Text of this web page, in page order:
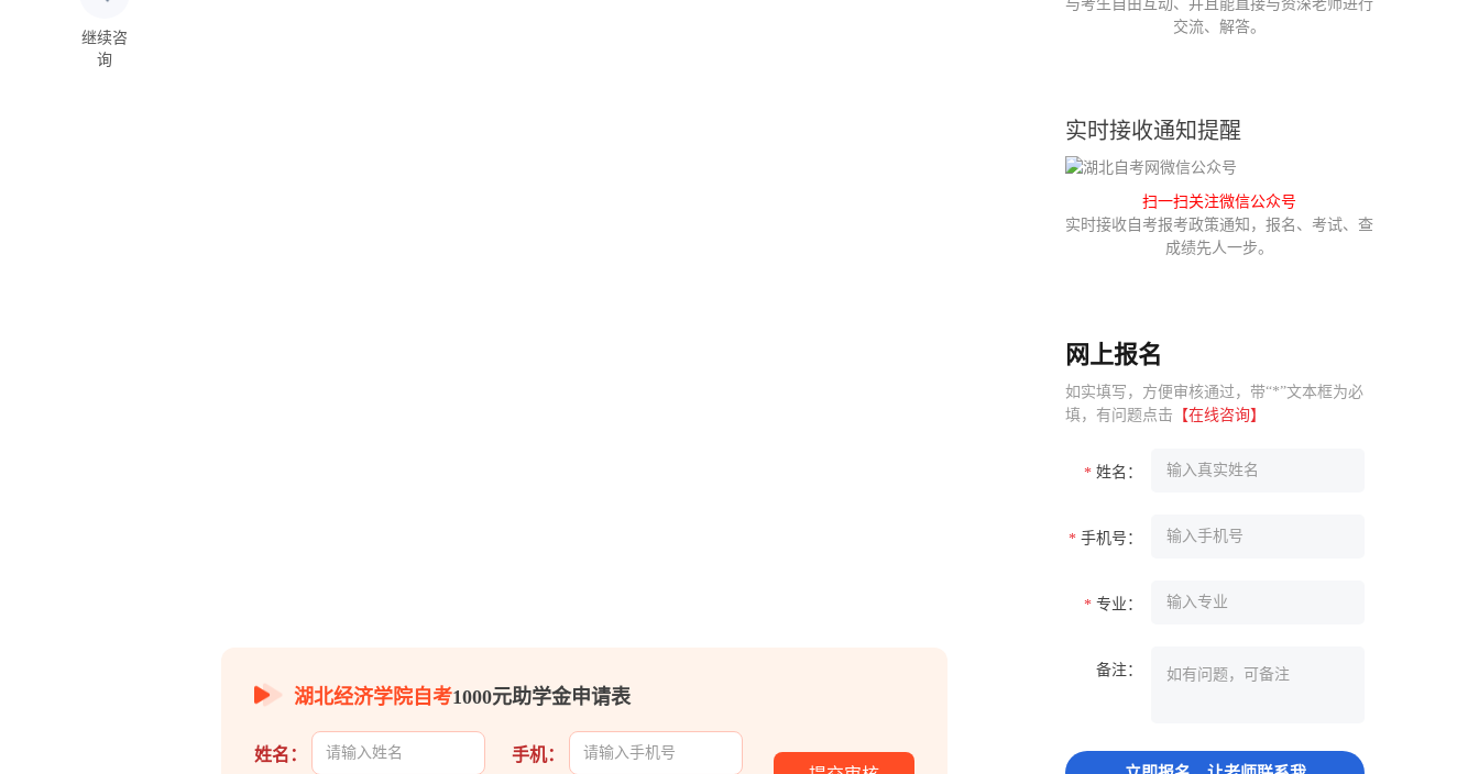
继续咨
询
湖北经济学院自考1000元助学金申请表
姓名： 手机：
与考生自由互动、并且能直接与资深老师进行
交流、解答。
实时接收通知提醒
扫一扫关注微信公众号
实时接收自考报考政策通知，报名、考试、查
成绩先人一步。
网上报名
如实填写，方便审核通过，带“*”文本框为必
填，有问题点击 【在线咨询】
* 姓名：
* 手机号：
* 专业：
备注：